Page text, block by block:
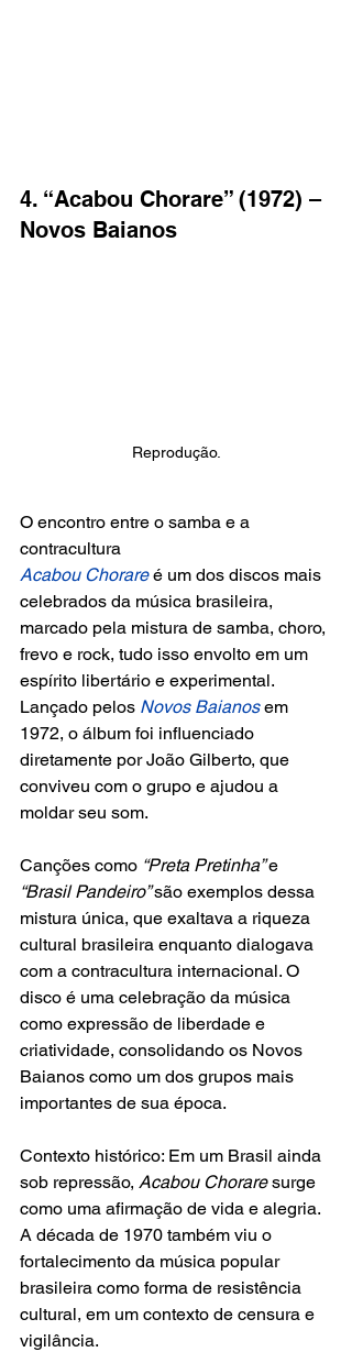
4. “Acabou Chorare” (1972) –
Novos Baianos
Reprodução.
O encontro entre o samba e a
contracultura
Acabou Chorare é um dos discos mais
celebrados da música brasileira,
marcado pela mistura de samba, choro,
frevo e rock, tudo isso envolto em um
espírito libertário e experimental.
Lançado pelos Novos Baianos em
1972, o álbum foi influenciado
diretamente por João Gilberto, que
conviveu com o grupo e ajudou a
moldar seu som.
Canções como “Preta Pretinha” e
“Brasil Pandeiro” são exemplos dessa
mistura única, que exaltava a riqueza
cultural brasileira enquanto dialogava
com a contracultura internacional. O
disco é uma celebração da música
como expressão de liberdade e
criatividade, consolidando os Novos
Baianos como um dos grupos mais
importantes de sua época.
Contexto histórico: Em um Brasil ainda
sob repressão, Acabou Chorare surge
como uma afirmação de vida e alegria.
A década de 1970 também viu o
fortalecimento da música popular
brasileira como forma de resistência
cultural, em um contexto de censura e
vigilância.